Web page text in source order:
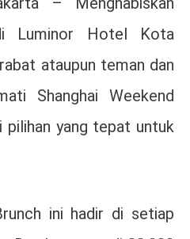
Luminor Hotel Kota
ataupun teman dan
Shanghai Weekend
pilihan yang tepat untuk
ini hadir di setiap